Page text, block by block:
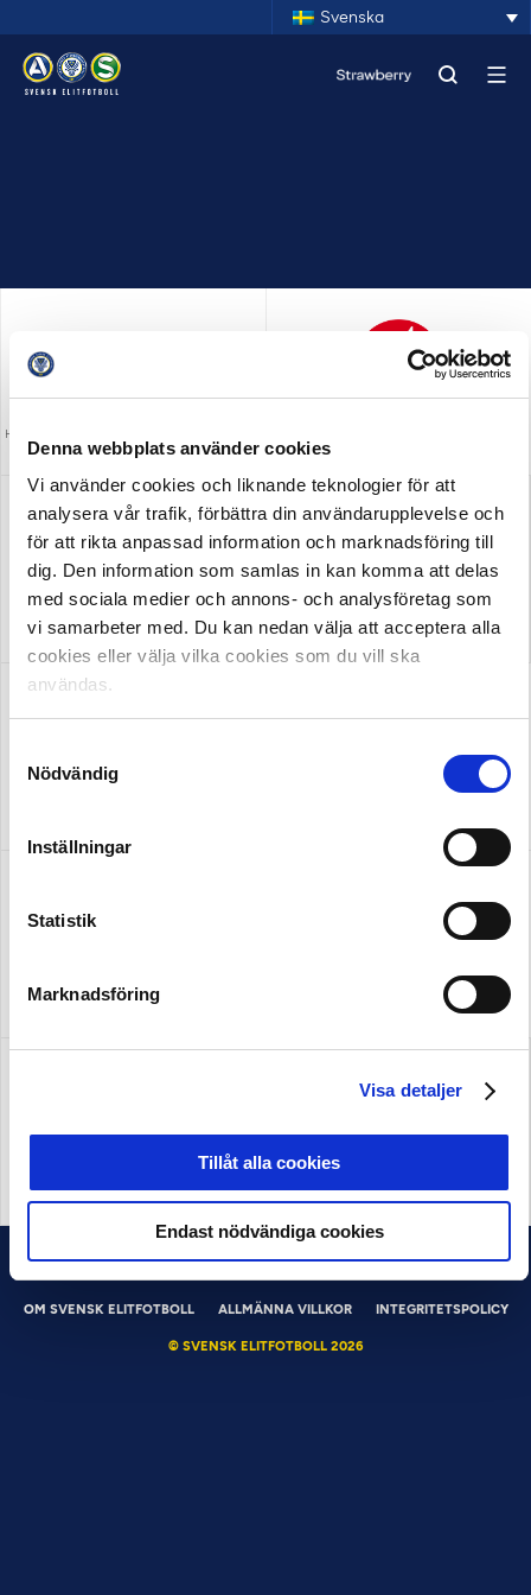
Denna webbplats använder cookies
Vi använder cookies och liknande teknologier för att
analysera vår trafik, förbättra din användarupplevelse och
för att rikta anpassad information och marknadsföring till
dig. Den information som samlas in kan komma att delas
med sociala medier och annons- och analysföretag som
vi samarbeter med. Du kan nedan välja att acceptera alla
cookies eller välja vilka cookies som du vill ska
användas.
Nödvändig
Inställningar
Statistik
Marknadsföring
Visa detaljer
Tillåt alla cookies
Endast nödvändiga cookies
Svenska
HUVUDPARTNER OCH PRESENTING PARTNER
ALLSVENSKAN
OFFICIELL LEVERANTÖR
OFFICIELL LEVERANTÖR OFFICIELL LEVERANTÖR
OM SVENSK ELITFOTBOLL ALLMÄNNA VILLKOR INTEGRITETSPOLICY
© SVENSK ELITFOTBOLL 2026